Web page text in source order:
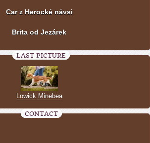
Car z Herocké návsi
Brita od Jezárek
LAST PICTURE
Lowick Minebea
CONTACT